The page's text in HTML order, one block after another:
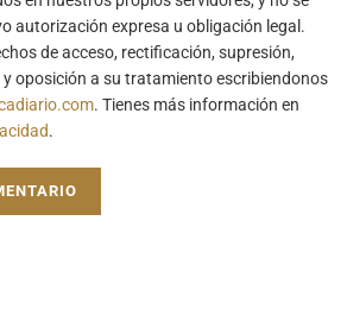
autorización expresa u obligación legal.
de acceso, rectificación, supresión,
oposición a su tratamiento escribiendonos
. Tienes más información en
.